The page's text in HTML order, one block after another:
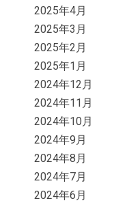
2025年4月
2025年3月
2025年2月
2025年1月
2024年12月
2024年11月
2024年10月
2024年9月
2024年8月
2024年7月
2024年6月